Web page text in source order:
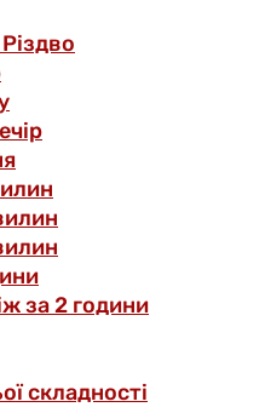
за 2 години
складності